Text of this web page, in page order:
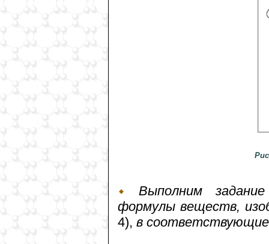
Выполним
формулы веществ,
4), в